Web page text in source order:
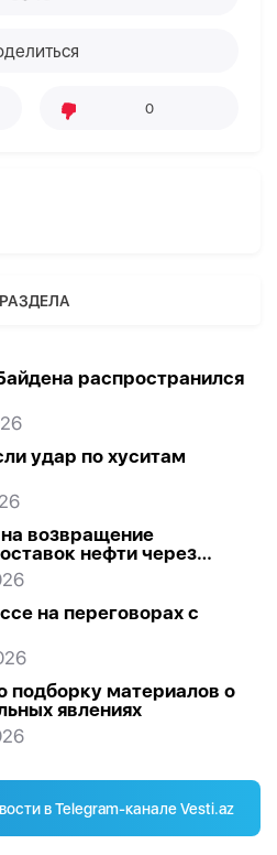
0
распространился
удар по хуситам
возвращение
нефти через
на переговорах с
материалов о
явлениях
в Telegram-канале Vesti.az